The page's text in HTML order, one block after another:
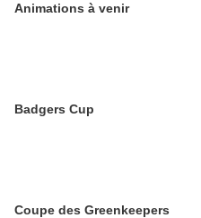
Animations à venir
Badgers Cup
Coupe des Greenkeepers